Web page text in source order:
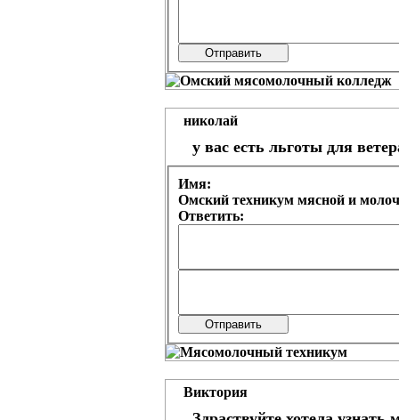
николай
у вас есть льготы для
Имя:
Омский техникум мясной и
Ответить:
Виктория